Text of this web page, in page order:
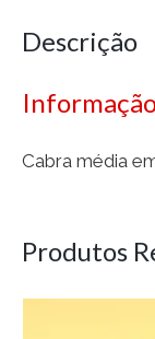
Descrição
Cabra média
Produtos